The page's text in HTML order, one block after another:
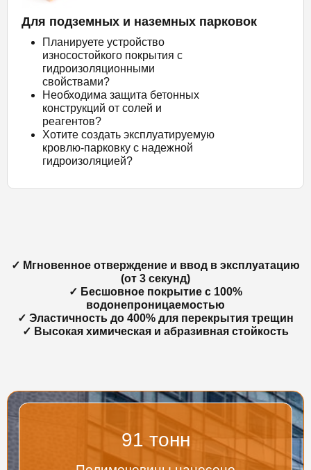
Для подземных и наземных парковок
Планируете устройство
износостойкого покрытия с
гидроизоляционными
свойствами?
Необходима защита бетонных
конструкций от солей и
реагентов?
Хотите создать эксплуатируемую
кровлю-парковку с надежной
гидроизоляцией?
✓ Мгновенное отверждение и ввод в эксплуатацию
(от 3 секунд)
✓ Бесшовное покрытие с 100%
водонепроницаемостью
✓ Эластичность до 400% для перекрытия трещин
✓ Высокая химическая и абразивная стойкость
95 тонн